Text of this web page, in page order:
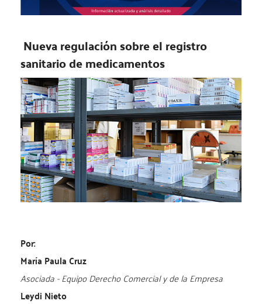
Nueva regulación sobre el registro
sanitario de medicamentos
Por:
María Paula Cruz
Asociada - Equipo Derecho Comercial y de la Empresa
Leydi Nieto